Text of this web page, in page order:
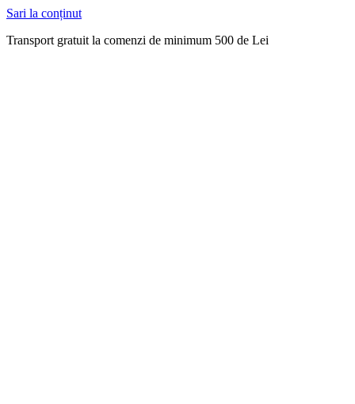
Sari la conținut
Transport gratuit la comenzi de minimum 500 de Lei